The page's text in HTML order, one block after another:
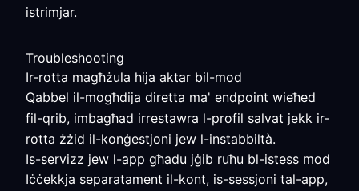
istrimjar.
Troubleshooting
Ir-rotta magħżula hija aktar bil-mod
Qabbel il-mogħdija diretta ma' endpoint wieħed
fil-qrib, imbagħad irrestawra l-profil salvat jekk ir-
rotta żżid il-konġestjoni jew l-instabbiltà.
Is-servizz jew l-app għadu jġib ruħu bl-istess mod
Iċċekkja separatament il-kont, is-sessjoni tal-app,